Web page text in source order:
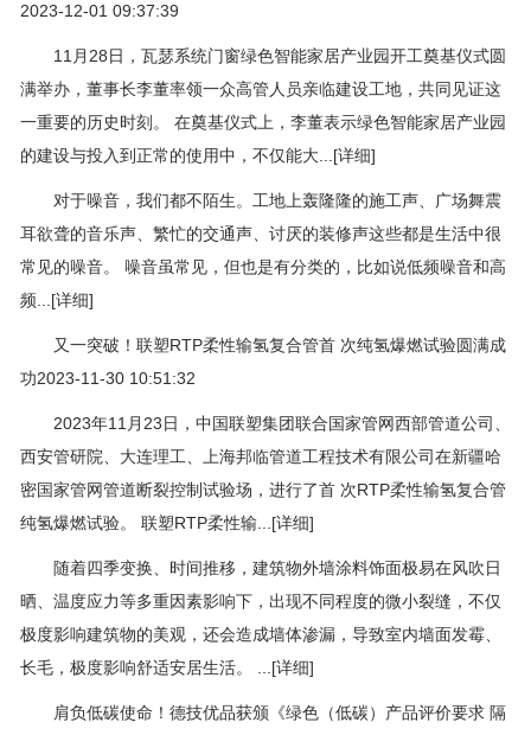
2023-12-01 09:37:39
11月28日，瓦瑟系统门窗绿色智能家居产业园开工奠基仪式圆
满举办，董事长李董率领一众高管人员亲临建设工地，共同见证这
一重要的历史时刻。 在奠基仪式上，李董表示绿色智能家居产业园
的建设与投入到正常的使用中，不仅能大...[详细]
对于噪音，我们都不陌生。工地上轰隆隆的施工声、广场舞震
耳欲聋的音乐声、繁忙的交通声、讨厌的装修声这些都是生活中很
常见的噪音。 噪音虽常见，但也是有分类的，比如说低频噪音和高
频...[详细]
又一突破！联塑RTP柔性输氢复合管首 次纯氢爆燃试验圆满成
功2023-11-30 10:51:32
2023年11月23日，中国联塑集团联合国家管网西部管道公司、
西安管研院、大连理工、上海邦临管道工程技术有限公司在新疆哈
密国家管网管道断裂控制试验场，进行了首 次RTP柔性输氢复合管
纯氢爆燃试验。 联塑RTP柔性输...[详细]
随着四季变换、时间推移，建筑物外墙涂料饰面极易在风吹日
晒、温度应力等多重因素影响下，出现不同程度的微小裂缝，不仅
极度影响建筑物的美观，还会造成墙体渗漏，导致室内墙面发霉、
长毛，极度影响舒适安居生活。 ...[详细]
肩负低碳使命！德技优品获颁《绿色（低碳）产品评价要求 隔